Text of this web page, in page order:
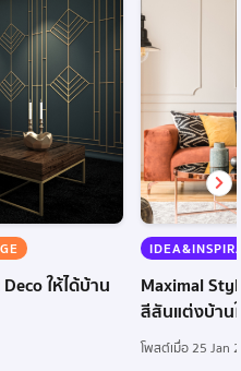
ให้ได้บ้าน
Maximal
สีสันแต่งบ้าน
โพสต์เมื่อ 25 Jan